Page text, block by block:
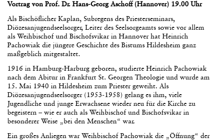
Vortrag von Prof. Dr. Hans-Georg Aschoff (Hannover) 19.00 Uhr
Als Bischöflicher Kaplan, Subregens des Priesterseminars,
Diözesanjugendseelsorger, Leiter des Seelsorgeamts sowie vor allem
als Weihbischof und Bischofsvikar in Hannover hat Heinrich
Pachowiak die jüngere Geschichte des Bistums Hildesheim ganz
maßgeblich mitgestaltet.
1916 in Hamburg-Harburg geboren, studierte Heinrich Pachowiak
nach dem Abitur in Frankfurt St. Georgen Theologie und wurde am
15. Mai 1940 in Hildesheim zum Priester geweiht. Als
Diözesanjugendseelsorger (1953-1958) gelang es ihm, viele
Jugendliche und junge Erwachsene wieder neu für die Kirche zu
begeistern – wie er auch als Weihbischof und Bischofsvikar in
besonderer Weise „bei den Menschen“ war.
Ein großes Anliegen war Weihbischof Pachowiak die „Öffnung“ der